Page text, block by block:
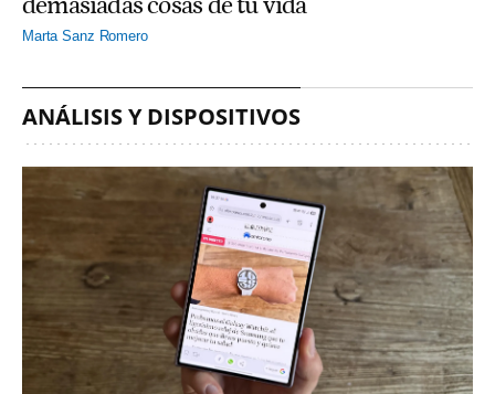
demasiadas cosas de tu vida
Marta Sanz Romero
ANÁLISIS Y DISPOSITIVOS